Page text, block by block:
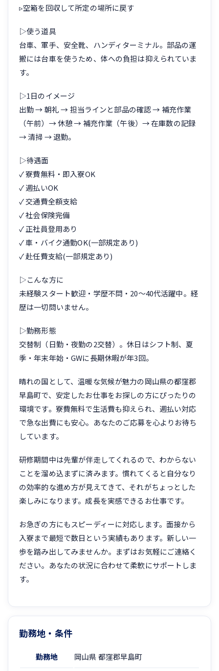
▹空箱を回収して所定の場所に戻す
▷使う道具
台車、軍手、安全靴、ハンディターミナル。部品の運
搬には台車を使うため、体への負担は抑えられていま
す。
▷1日のイメージ
出勤 → 朝礼 → 担当ラインと部品の確認 → 補充作業
（午前）→ 休憩 → 補充作業（午後）→ 在庫数の記録
→ 清掃 → 退勤。
▷待遇面
✓ 寮費無料・即入寮OK
✓ 週払いOK
✓ 交通費全額支給
✓ 社会保険完備
✓ 正社員登用あり
✓ 車・バイク通勤OK(一部規定あり)
✓ 赴任費支給(一部規定あり)
▷こんな方に
未経験スタート歓迎・学歴不問・20〜40代活躍中。経
歴は一切問いません。
▷勤務形態
交替制（日勤・夜勤の2交替）。休日はシフト制、夏
季・年末年始・GWに長期休暇が年3回。
晴れの国として、温暖な気候が魅力の岡山県の都窪郡
早島町で、安定したお仕事をお探しの方にぴったりの
環境です。寮費無料で生活費も抑えられ、週払い対応
で急な出費にも安心。あなたのご応募を心よりお待ち
しています。
研修期間中は先輩が伴走してくれるので、わからない
ことを溜め込まずに済みます。慣れてくると自分なり
の効率的な進め方が見えてきて、それがちょっとした
楽しみになります。成長を実感できるお仕事です。
お急ぎの方にもスピーディーに対応します。面接から
入寮まで最短で数日という実績もあります。新しい一
歩を踏み出してみませんか。まずはお気軽にご連絡く
ださい。あなたの状況に合わせて柔軟にサポートしま
す。
勤務地・条件
勤務地 岡山県 都窪郡早島町